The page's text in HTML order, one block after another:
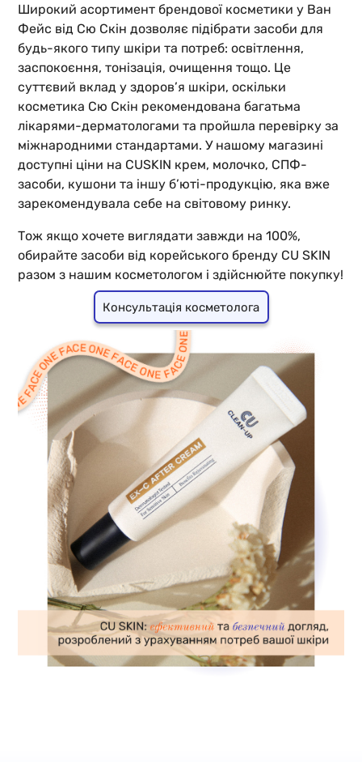
Широкий асортимент брендової косметики у Ван
Фейс від Сю Скін дозволяє підібрати засоби для
будь-якого типу шкіри та потреб: освітлення,
заспокоєння, тонізація, очищення тощо. Це
суттєвий вклад у здоров’я шкіри, оскільки
косметика Сю Скін рекомендована багатьма
лікарями-дерматологами та пройшла перевірку за
міжнародними стандартами. У нашому магазині
доступні ціни на CUSKIN крем, молочко, СПФ-
засоби, кушони та іншу б’юті-продукцію, яка вже
зарекомендувала себе на світовому ринку.
Тож якщо хочете виглядати завжди на 100%,
обирайте засоби від корейського бренду CU SKIN
разом з нашим косметологом і здійснюйте покупку!
Консультація косметолога